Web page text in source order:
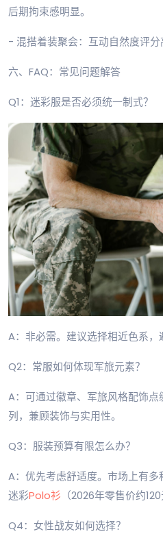
后期拘束感明显。
- 混搭着装聚会：互动自然度评分
六、FAQ：常见问题解答
Q1：迷彩服是否必须统一制式？
A：非必需。建议选择相近色系，
Q2：常服如何体现军旅元素？
A：可通过徽章、军旅风格配饰
列，兼顾装饰与实用性。
Q3：服装预算有限怎么办？
A：优先考虑舒适度。市场上有
迷彩Polo衫 （2026年零售价约120
Q4：女性战友如何选择？